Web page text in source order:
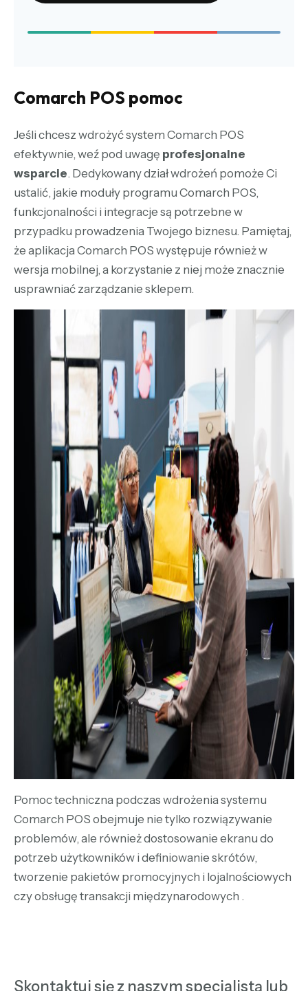
Comarch POS pomoc
Jeśli chcesz wdrożyć system Comarch POS
efektywnie, weź pod uwagę profesjonalne
wsparcie. Dedykowany dział wdrożeń pomoże Ci
ustalić, jakie moduły programu Comarch POS,
funkcjonalności i integracje są potrzebne w
przypadku prowadzenia Twojego biznesu. Pamiętaj,
że aplikacja Comarch POS występuje również w
wersja mobilnej, a korzystanie z niej może znacznie
usprawniać zarządzanie sklepem.
Pomoc techniczna podczas wdrożenia systemu
Comarch POS obejmuje nie tylko rozwiązywanie
problemów, ale również dostosowanie ekranu do
potrzeb użytkowników i definiowanie skrótów,
tworzenie pakietów promocyjnych i lojalnościowych
czy obsługę transakcji międzynarodowych .
Skontaktuj się z naszym specjalistą lub